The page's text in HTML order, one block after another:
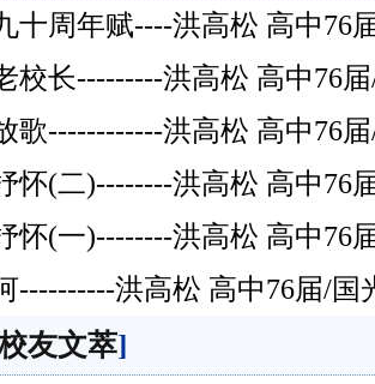
十周年赋----洪高松 高中76
校长---------洪高松 高中76
歌------------洪高松 高中76
怀(二)--------洪高松 高中76
怀(一)--------洪高松 高中76
----------洪高松 高中76届/
友文萃]